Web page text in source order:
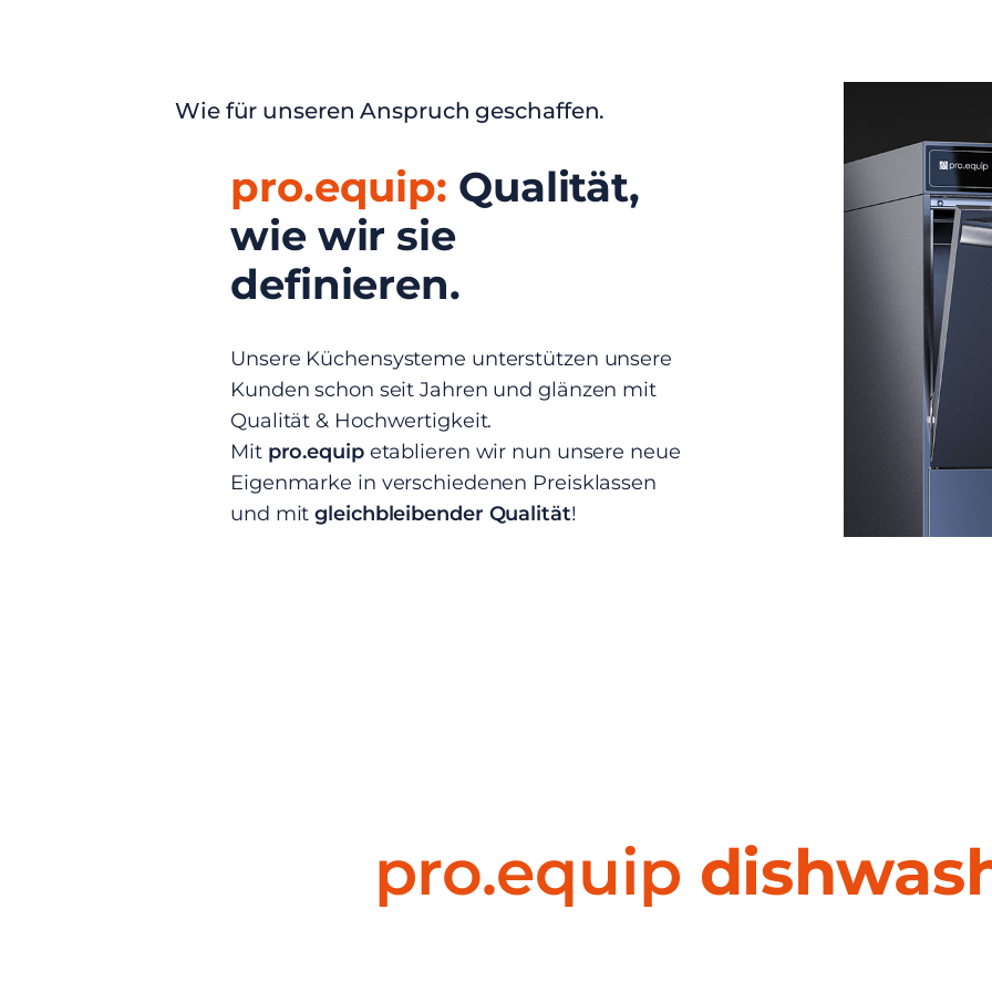
Wie für unseren Anspruch geschaffen.
pro.equip: Qualität,
wie wir sie
definieren.
Unsere Küchensysteme unterstützen unsere
Kunden schon seit Jahren und glänzen mit
Qualität & Hochwertigkeit.
Mit pro.equipetablieren wir nun unsere neue
Eigenmarke in verschiedenen Preisklassen
und mitgleichbleibender Qualität!
pro.equip